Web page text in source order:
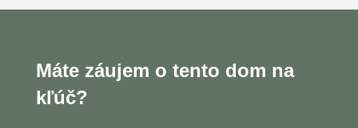
Máte záujem o tento dom na
kľúč?